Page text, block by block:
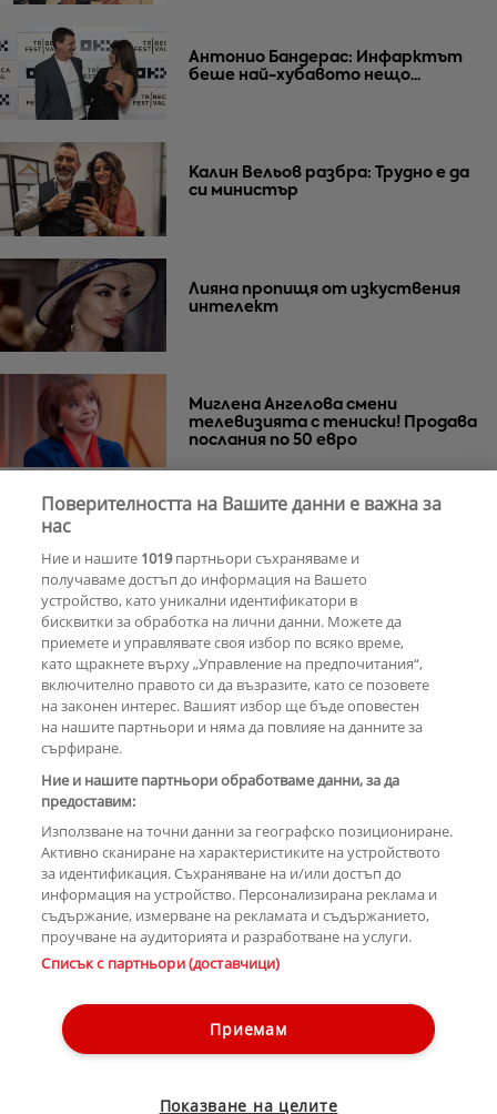
Антонио Бандерас: Инфарктът
беше най-хубавото нещо...
Калин Вельов разбра: Трудно е да
си министър
Лияна пропищя от изкуствения
интелект
Миглена Ангелова смени
телевизията с тениски! Продава
послания по 50 евро
РЕКЛАМА
КОМЕНТАРИ
Copyright © 2007-2026 Hotnews.bg. Всички права запазени.
Контакти Общи условия
Етични правила на НСС
Лични данни
Управление на предпочитания
Поверителността на Вашите данни е важна за
нас
Ние и нашите 1019партньори съхраняваме и
получаваме достъп до информация на Вашето
устройство, като уникални идентификатори в
бисквитки за обработка на лични данни. Можете да
приемете и управлявате своя избор по всяко време,
като щракнете върху „Управление на предпочитания“,
включително правото си да възразите, като се позовете
на законен интерес. Вашият избор ще бъде оповестен
на нашите партньори и няма да повлияе на данните за
сърфиране.
Ние и нашите партньори обработваме данни, за да
предоставим:
Използване на точни данни за географско позициониране.
Активно сканиране на характеристиките на устройството
за идентификация. Съхраняване на и/или достъп до
информация на устройство. Персонализирана реклама и
съдържание, измерване на рекламата и съдържанието,
проучване на аудиторията и разработване на услуги.
Списък с партньори (доставчици)
Приемам
Показване на целите